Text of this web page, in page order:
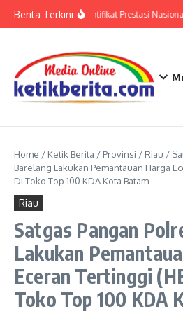
Berita TerkiniPolri: Sertifikat Prestasi
Home / Ketik Berita / Provinsi / Riau /
Barelang Lakukan Pemantauan Harga
Di Toko Top 100 KDA Kota Batam
Riau
Satgas Pangan
Lakukan
Eceran Tertinggi
Toko Top 100 KDA